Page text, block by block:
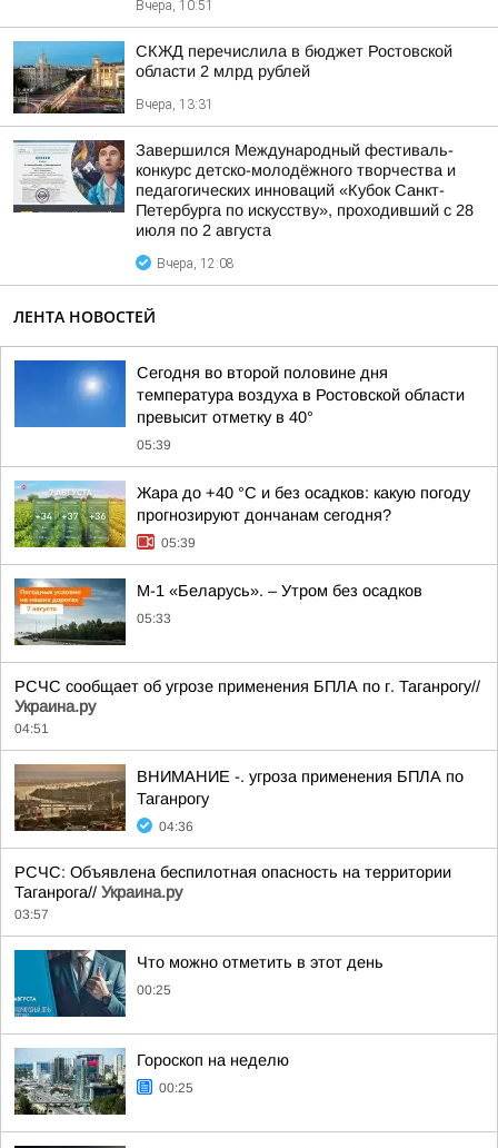
Вчера, 10:51
СКЖД перечислила в бюджет Ростовской
области 2 млрд рублей
Вчера, 13:31
Завершился Международный фестиваль-
конкурс детско-молодёжного творчества и
педагогических инноваций «Кубок Санкт-
Петербурга по искусству», проходивший с 28
июля по 2 августа
Вчера, 12:08
ЛЕНТА НОВОСТЕЙ
Сегодня во второй половине дня
температура воздуха в Ростовской области
превысит отметку в 40°
05:39
Жара до +40 °С и без осадков: какую погоду
прогнозируют дончанам сегодня?
05:39
М-1 «Беларусь». – Утром без осадков
05:33
РСЧС сообщает об угрозе применения БПЛА по г. Таганрогу//
Украина.ру
04:51
ВНИМАНИЕ -. угроза применения БПЛА по
Таганрогу
04:36
РСЧС: Объявлена беспилотная опасность на территории
Таганрога// Украина.ру
03:57
Что можно отметить в этот день
00:25
Гороскоп на неделю
00:25